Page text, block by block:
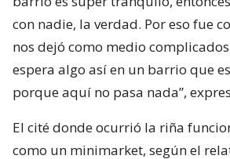
con nadie, la verdad. Por eso fue
nos dejó como medio
espera algo así en un barrio que
porque aquí no pasa nada”,
El cité donde ocurrió la riña
como un minimarket, según el